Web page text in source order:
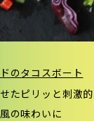
のタコスボート
たピリッと刺激
の味わいに